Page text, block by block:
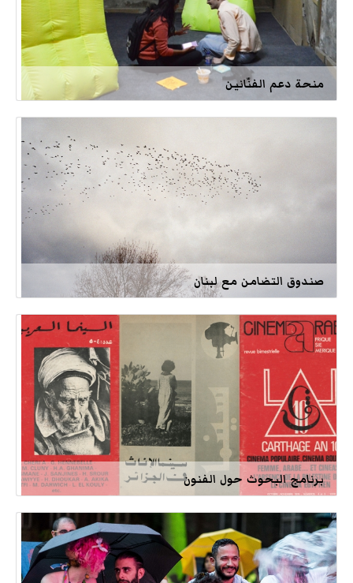
منحة دعم الفنّانين
صندوق التضامن مع لبنان
برنامج البحوث حول الفنون